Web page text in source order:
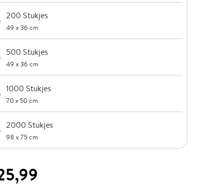
200 Stukjes
49 x 36 cm
500 Stukjes
49 x 36 cm
1000 Stukjes
70 x 50 cm
2000 Stukjes
98 x 75 cm